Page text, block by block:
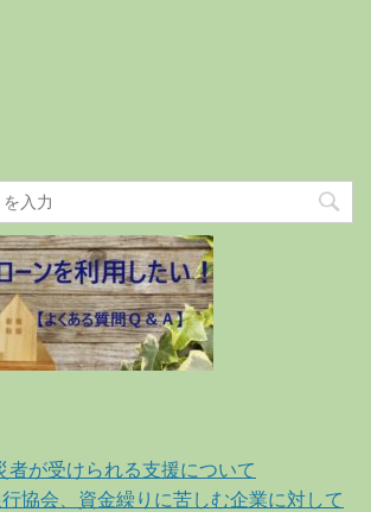
者が受けられる支援について
行協会、資金繰りに苦しむ企業に対して